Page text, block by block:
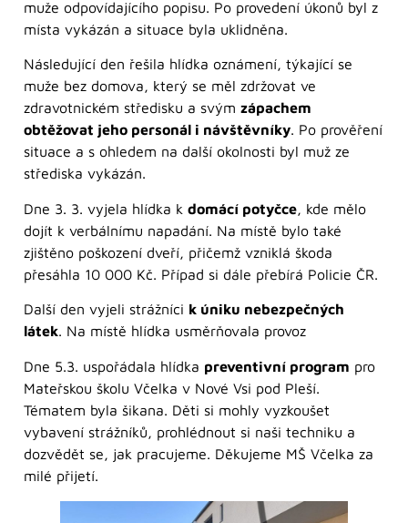
muže odpovídajícího popisu. Po provedení úkonů byl z
místa vykázán a situace byla uklidněna.
Následující den řešila hlídka oznámení, týkající se
muže bez domova, který se měl zdržovat ve
zdravotnickém středisku a svým zápachem
obtěžovat jeho personál i návštěvníky. Po prověření
situace a s ohledem na další okolnosti byl muž ze
střediska vykázán.
Dne 3. 3. vyjela hlídka k domácí potyčce, kde mělo
dojít k verbálnímu napadání. Na místě bylo také
zjištěno poškození dveří, přičemž vzniklá škoda
přesáhla 10 000 Kč. Případ si dále přebírá Policie ČR.
Další den vyjeli strážníci k úniku nebezpečných
látek. Na místě hlídka usměrňovala provoz
Dne 5.3. uspořádala hlídka preventivní program pro
Mateřskou školu Včelka v Nové Vsi pod Pleší.
Tématem byla šikana. Děti si mohly vyzkoušet
vybavení strážníků, prohlédnout si naši techniku a
dozvědět se, jak pracujeme. Děkujeme MŠ Včelka za
milé přijetí.